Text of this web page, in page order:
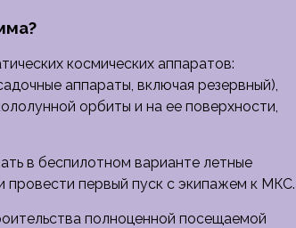
космических аппаратов:
аппараты, включая резервный),
орбиты и на ее поверхности,
в беспилотном варианте летные
провести первый пуск с экипажем к МКС.
полноценной посещаемой